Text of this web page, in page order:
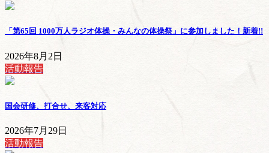
「第65回 1000万人ラジオ体操・みんなの体操祭」に参加しました！ 新着!!
2026年8月2日
活動報告
国会研修、打合せ、来客対応
2026年7月29日
活動報告